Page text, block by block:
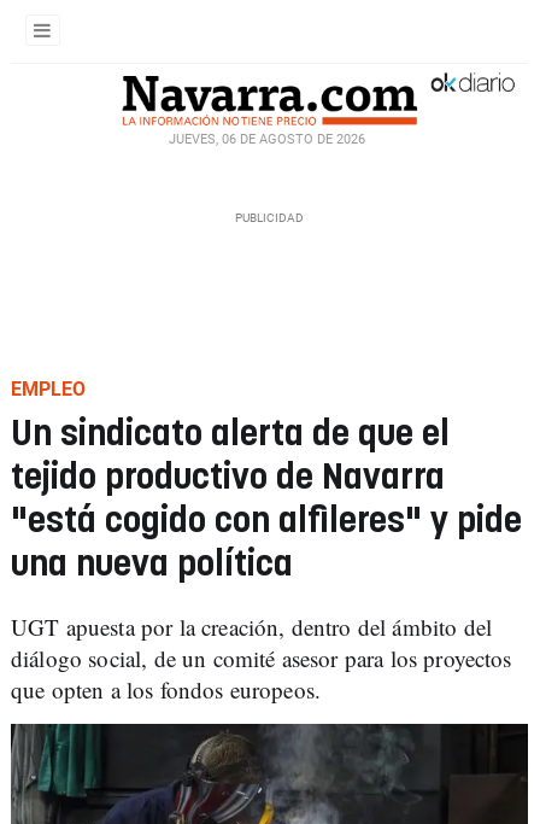
JUEVES, 06 DE AGOSTO DE 2026
EMPLEO
Un sindicato alerta de que el
tejido productivo de Navarra
"está cogido con alfileres" y pide
una nueva política
UGT apuesta por la creación, dentro del ámbito del
diálogo social, de un comité asesor para los proyectos
que opten a los fondos europeos.